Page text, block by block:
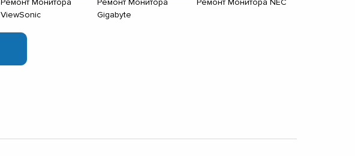
ViewSonic
Gigabyte